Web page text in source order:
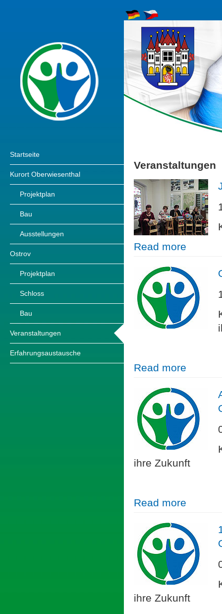
Startseite
Kurort Oberwiesenthal
Projektplan
Bau
Ausstellungen
Ostrov
Projektplan
Schloss
Bau
Veranstaltungen
Erfahrungsaustausche
Veranstaltungen
Read more
Read more
ihre Zukunft
Read more
ihre Zukunft